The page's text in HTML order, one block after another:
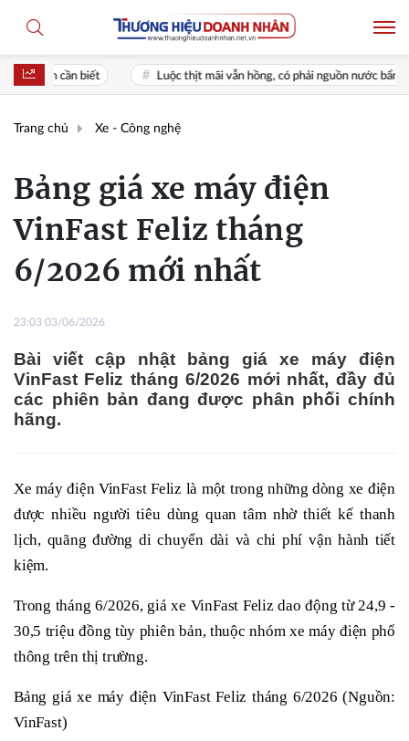
biết Luộc thịt mãi vẫn hồng, có phải nguồn nước bẩn? Chuyên gia
Trang chủ Xe - Công nghệ
Bảng giá xe máy điện
VinFast Feliz tháng
6/2026 mới nhất
23:03 03/06/2026
Bài viết cập nhật bảng giá xe máy điện
VinFast Feliz tháng 6/2026 mới nhất, đầy đủ
các phiên bản đang được phân phối chính
hãng.
Xe máy điện VinFast Feliz là một trong những dòng xe điện
được nhiều người tiêu dùng quan tâm nhờ thiết kế thanh
lịch, quãng đường di chuyển dài và chi phí vận hành tiết
kiệm.
Trong tháng 6/2026, giá xe VinFast Feliz dao động từ 24,9 -
30,5 triệu đồng tùy phiên bản, thuộc nhóm xe máy điện phổ
thông trên thị trường.
Bảng giá xe máy điện VinFast Feliz tháng 6/2026 (Nguồn:
VinFast)